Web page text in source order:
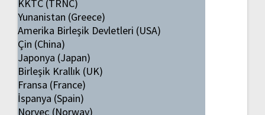
KKTC (TRNC)
Yunanistan (Greece)
Amerika Birleşik Devletleri (USA)
Çin (China)
Japonya (Japan)
Birleşik Krallık (UK)
Fransa (France)
İspanya (Spain)
Norveç (Norway)